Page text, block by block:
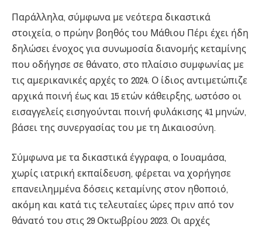
Παράλληλα, σύμφωνα με νεότερα δικαστικά
στοιχεία, ο πρώην βοηθός του Μάθιου Πέρι έχει ήδη
δηλώσει ένοχος για συνωμοσία διανομής κεταμίνης
που οδήγησε σε θάνατο, στο πλαίσιο συμφωνίας με
τις αμερικανικές αρχές το 2024. Ο ίδιος αντιμετώπιζε
αρχικά ποινή έως και 15 ετών κάθειρξης, ωστόσο οι
εισαγγελείς εισηγούνται ποινή φυλάκισης 41 μηνών,
βάσει της συνεργασίας του με τη Δικαιοσύνη.
Σύμφωνα με τα δικαστικά έγγραφα, ο Ιουαμάσα,
χωρίς ιατρική εκπαίδευση, φέρεται να χορήγησε
επανειλημμένα δόσεις κεταμίνης στον ηθοποιό,
ακόμη και κατά τις τελευταίες ώρες πριν από τον
θάνατό του στις 29 Οκτωβρίου 2023. Οι αρχές